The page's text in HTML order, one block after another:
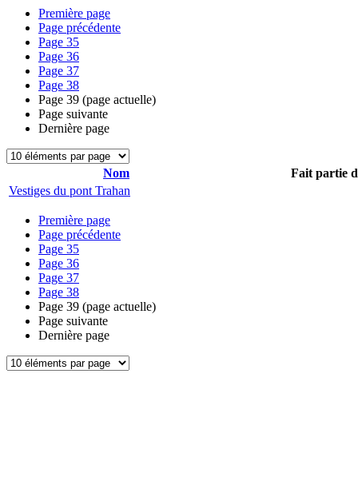
Première page
Page précédente
Page 35
Page 36
Page 37
Page 38
Page 39 (page actuelle)
Page suivante
Dernière page
Nom
Fait partie
Vestiges du pont Trahan
Première page
Page précédente
Page 35
Page 36
Page 37
Page 38
Page 39 (page actuelle)
Page suivante
Dernière page